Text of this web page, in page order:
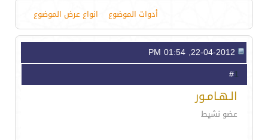
أدوات الموضوع انواع عرض الموضوع
1
الـهـامـور
عضو نشيط